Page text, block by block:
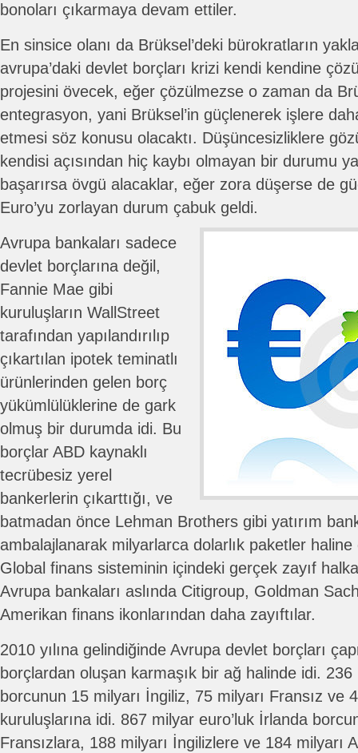
bonoları çıkarmaya devam ettiler.
En sinsice olanı da Brüksel’deki bürokratların
avrupa’daki devlet borçları krizi kendi kendine
projesini övecek, eğer çözülmezse o zaman da
entegrasyon, yani Brüksel’in güçlenerek işlere
etmesi söz konusu olacaktı. Düşüncesizliklere
kendisi açısından hiç kaybı olmayan bir durumu
başarırsa övgü alacaklar, eğer zora düşerse de
Euro’yu zorlayan durum çabuk geldi.
Avrupa bankaları sadece
devlet borçlarına değil,
Fannie Mae gibi
kuruluşların WallStreet
tarafından yapılandırılıp
çıkartılan ipotek teminatlı
ürünlerinden gelen borç
yükümlülüklerine de gark
olmuş bir durumda idi. Bu
borçlar ABD kaynaklı
tecrübesiz yerel
bankerlerin çıkarttığı, ve
batmadan önce Lehman Brothers gibi yatırım
ambalajlanarak milyarlarca dolarlık paketler haline
Global finans sisteminin içindeki gerçek zayıf
Avrupa bankaları aslında Citigroup, Goldman
Amerikan finans ikonlarından daha zayıftılar.
2010 yılına gelindiğinde Avrupa devlet borçları
borçlardan oluşan karmaşık bir ağ halinde idi. 236
borcunun 15 milyarı İngiliz, 75 milyarı Fransız ve
kuruluşlarına idi. 867 milyar euro’luk İrlanda
Fransızlara, 188 milyarı İngilizlere ve 184 milyarı